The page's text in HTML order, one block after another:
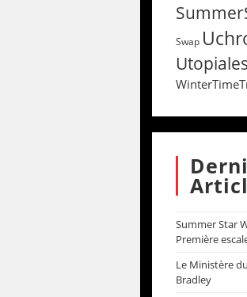
Swap
Utopiales
Summer Star
Première
Le Ministère
Bradley